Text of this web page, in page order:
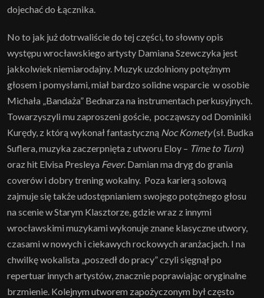
dojechać do Łącznika.
No to jak już dotrwaliście do tej części, to słowny opis
występu wrocławskiego artysty Damiana Szewczyka jest
jakkolwiek niemiarodajny. Muzyk uzdolniony potężnym
głosem i pomysłami, miał bardzo solidne wsparcie w osobie
Michała „Bandaża” Bednarza na instrumentach perkusyjnych.
Towarzyszyli mu zaproszeni goście, począwszy od Dominiki
Kurędy, z którą wykonał fantastyczną Noc Komety(sł. Budka
Suflera, muzyka zaczerpnięta z utworu Eloy – Time to Turn)
oraz hit Elvisa Presleya Fever. Damian ma dryg do grania
coverów i dobry trening wokalny. Poza karierą solową
zajmuje się także udostępnianiem swojego potężnego głosu
na scenie w Starym Klasztorze, gdzie wraz z innymi
wrocławskimi muzykami wykonuje znane klasyczne utwory,
czasami w nowych i ciekawych rockowych aranżacjach. I na
chwilkę wokalista „poszedł do pracy” czyli sięgnął po
repertuar innych artystów, znacznie poprawiając oryginalne
brzmienie. Kolejnym utworem zapożyczonym był często